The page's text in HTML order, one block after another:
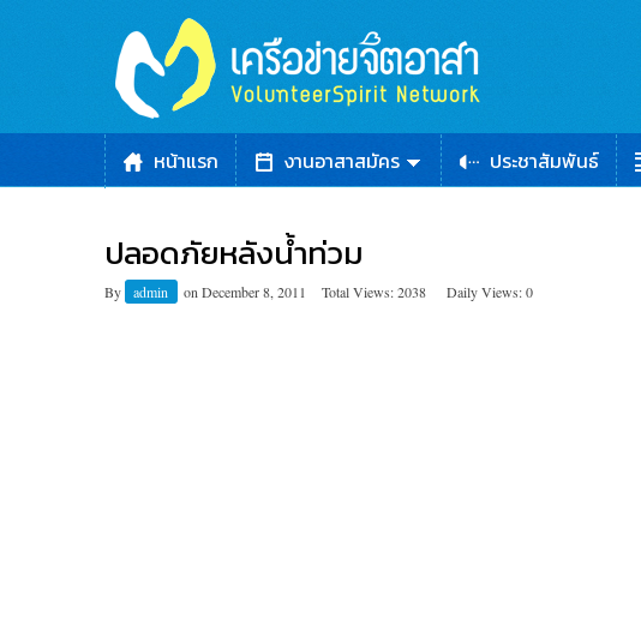
หน้าแรก งานอาสาสมัคร ประชาสัมพันธ์
ปลอดภัยหลังน้ำท่วม
By admin on December 8, 2011 Total Views: 2038 Daily Views: 0